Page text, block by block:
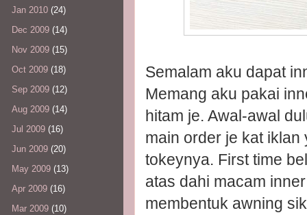
Semalam aku dapat
Memang aku pakai
hitam je. Awal-awal
main order je kat iklan
tokeynya. First time
atas dahi macam
membentuk awning
Jan 2010 (24)
Dec 2009 (14)
Nov 2009 (15)
Oct 2009 (18)
Sep 2009 (12)
Aug 2009 (14)
Jul 2009 (16)
Jun 2009 (20)
May 2009 (13)
Apr 2009 (16)
Mar 2009 (10)